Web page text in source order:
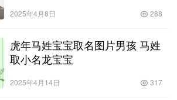
2025年4月8日 288
虎年马姓宝宝取名图片男孩 马姓
取小名龙宝宝
2025年4月14日 317